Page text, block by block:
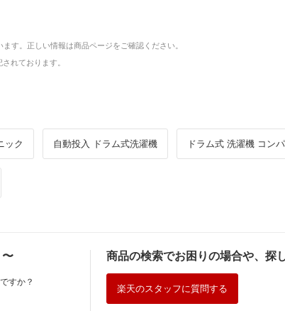
す。正しい情報は商品ページをご確認ください。
れております。
ック 自動投入 ドラム式洗濯機 ドラム式 洗濯機 コン
〜
すか？
商品の検索でお困りの場合や、探
楽天のスタッフに質問する